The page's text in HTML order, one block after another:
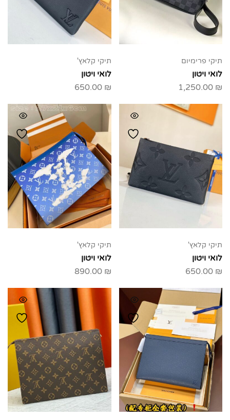
תיקי פרימיום
לואי ויטון
1,250.00 ₪
תיקי קלאץ'
לואי ויטון
650.00 ₪
תיקי קלאץ'
לואי ויטון
650.00 ₪
תיקי קלאץ'
לואי ויטון
890.00 ₪